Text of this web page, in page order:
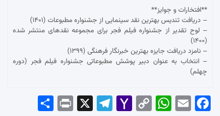
**افتخارات و جوایز**
– دریافت تندیس بهترین نقد سینمایی از جشنواره مطبوعات (۱۴۰۱)
– لوح تقدیر از جشنواره فیلم فجر برای مجموعه نقدهای منتشر شده
(۱۴۰۰)
– نامزد دریافت جایزه بهترین خبرنگار فرهنگی (۱۳۹۹)
– انتخاب به عنوان دبیر پوشش مطبوعاتی جشنواره فیلم فجر (دوره
چهلم)
Fac
Em
Wh
Co
Yah
Tel
Pri